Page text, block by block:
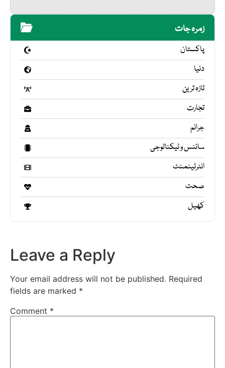
زمرہ جات
پاکستان
دنیا
تازہ ترین
تجارت
جرائم
سائنس و ٹیکنالوجی
انٹرٹینمنٹ
صحت
کھیل
Leave a Reply
Your email address will not be published. Required
fields are marked *
Comment *